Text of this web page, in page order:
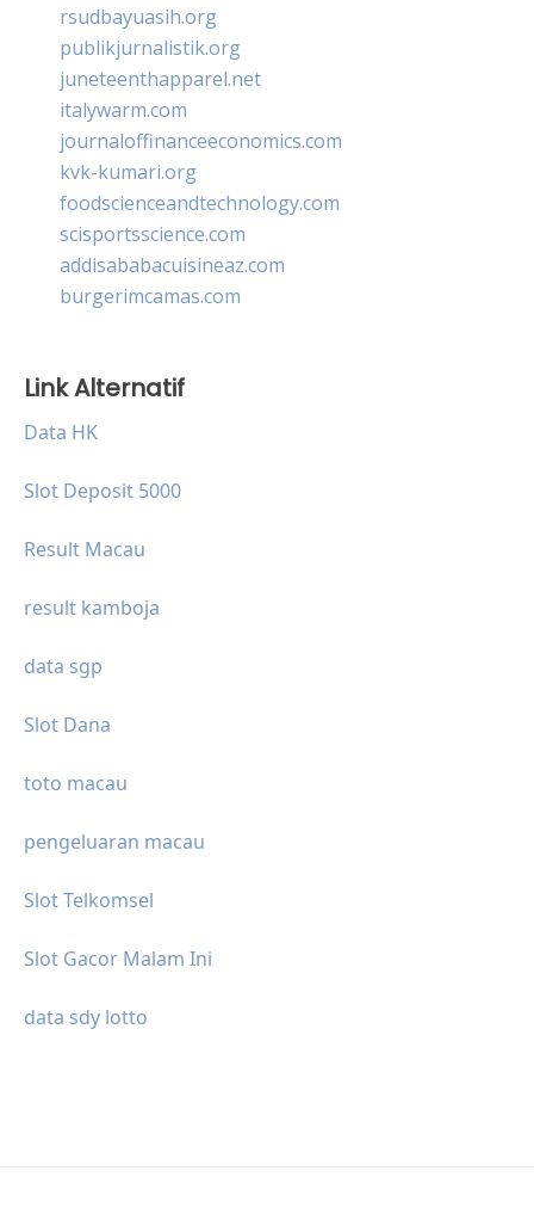
rsudbayuasih.org
publikjurnalistik.org
juneteenthapparel.net
italywarm.com
journaloffinanceeconomics.com
kvk-kumari.org
foodscienceandtechnology.com
scisportsscience.com
addisababacuisineaz.com
burgerimcamas.com
Link Alternatif
Data HK
Slot Deposit 5000
Result Macau
result kamboja
data sgp
Slot Dana
toto macau
pengeluaran macau
Slot Telkomsel
Slot Gacor Malam Ini
data sdy lotto